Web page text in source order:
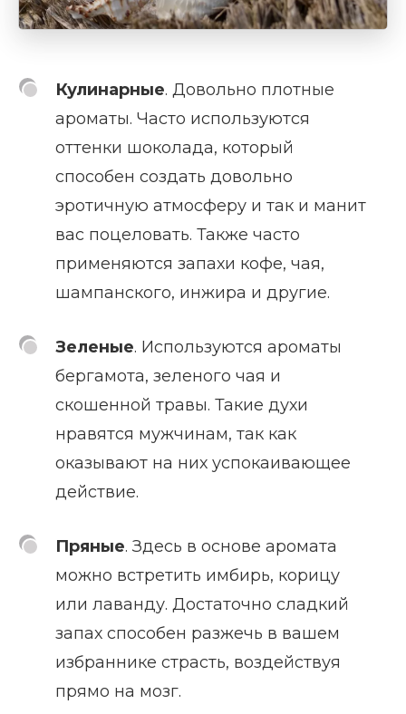
Кулинарные. Довольно плотные
ароматы. Часто используются
оттенки шоколада, который
способен создать довольно
эротичную атмосферу и так и манит
вас поцеловать. Также часто
применяются запахи кофе, чая,
шампанского, инжира и другие.
Зеленые. Используются ароматы
бергамота, зеленого чая и
скошенной травы. Такие духи
нравятся мужчинам, так как
оказывают на них успокаивающее
действие.
Пряные. Здесь в основе аромата
можно встретить имбирь, корицу
или лаванду. Достаточно сладкий
запах способен разжечь в вашем
избраннике страсть, воздействуя
прямо на мозг.